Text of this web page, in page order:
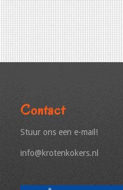
Contact
Stuur ons een e-mail!
info@krotenkokers.nl